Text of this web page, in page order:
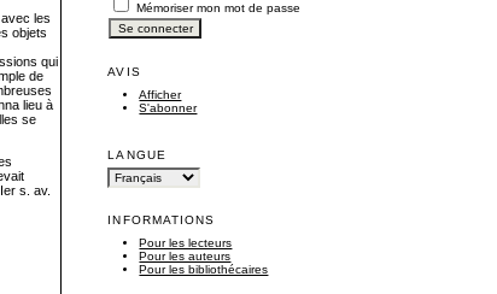
Mémoriser mon mot de passe
AVIS
Afficher
S'abonner
LANGUE
INFORMATIONS
Pour les lecteurs
Pour les auteurs
Pour les bibliothécaires
les
objets
qui
de
lieu à
se
s. av.